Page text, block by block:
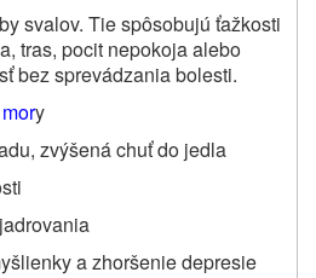
svalov. Tie spôsobujú ťažkosti
tras, pocit nepokoja alebo
bez sprevádzania bolesti.
mory
zvýšená chuť do jedla
a zhoršenie depresie